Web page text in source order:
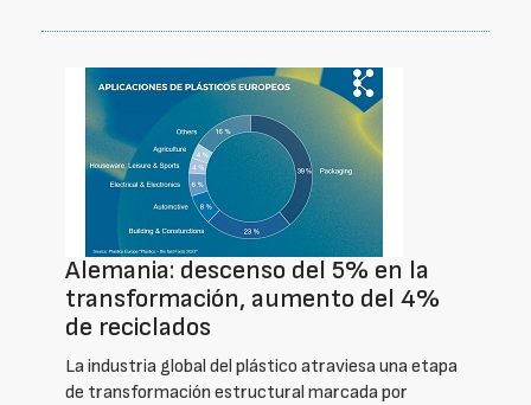
Alemania: descenso del 5% en la
transformación, aumento del 4%
de reciclados
La industria global del plástico atraviesa una etapa
de transformación estructural marcada por